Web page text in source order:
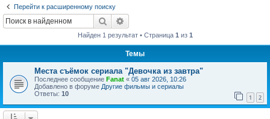
Перейти к расширенному поиску
Поиск
Найден 1 результат • Страница 1 из 1
Темы
Места съёмок сериала "Девочка из завтра"
Последнее сообщение Fanat « 05 авг 2026, 10:26
Добавлено в форуме Другие фильмы и сериалы
Ответы: 10 1 2